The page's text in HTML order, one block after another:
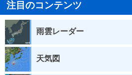
注目のコンテンツ
雨雲レーダー
天気図